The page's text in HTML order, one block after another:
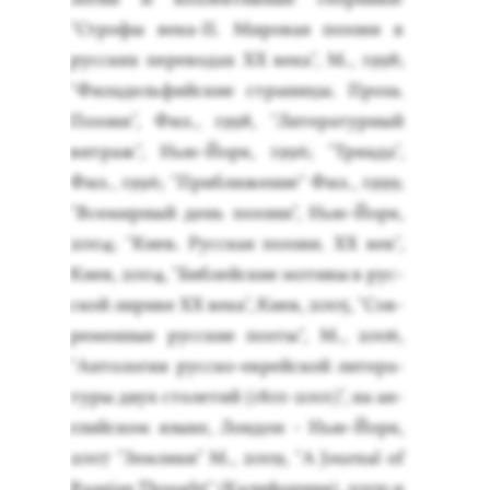
"Стро­фы ве­ка-II. Ми­ровая по­эзия в
рус­ских пе­рево­дах ХХ ве­ка", М., 1998;
"Фи­ладель­фий­ские стра­ницы. Про­за.
По­эзия", Фил., 1998, "Ли­тера­тур­ный
вит­раж", Нью-Й­орк, 1996; "Три­ада",
Фил., 1996; "Приб­ли­жение" Фил., 1999;
"Все­мир­ный день по­эзии", Нью-Й­орк,
2004; "Ки­ев. Рус­ская по­эзия. ХХ век",
Ки­ев, 2004, "Биб­лей­ские мо­тивы в рус­
ской ли­рике ХХ ве­ка", Ки­ев, 2005, "Сов­
ре­мен­ные рус­ские по­эты", М., 2006,
"Ан­то­логия рус­ско-ев­рей­ской ли­тера­
туры двух сто­летий (1801-2001)", на ан­
глий­ском язы­ке, Лон­дон - Нью-Й­орк,
2007 "Зем­ля­ки" М., 2009, "A Journal of